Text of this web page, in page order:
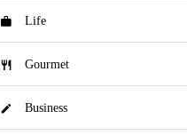
Life
Gourmet
Business